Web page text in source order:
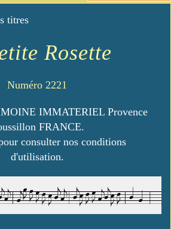
titres
Rosette
Numéro 2221
IMMATERIEL Provence
FRANCE.
consulter nos conditions
d'utilisation.